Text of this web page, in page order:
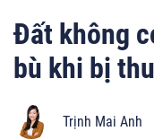
Đất không
bù khi bị
Trịnh Mai Anh